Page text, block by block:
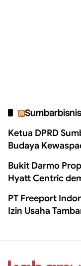
Ketua DPRD
Budaya
Bukit Darmo
Hyatt Centric
PT Freeport
Izin Usaha